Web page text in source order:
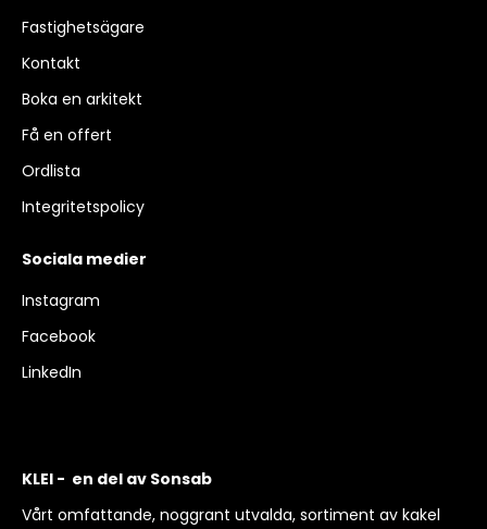
Fastighetsägare
Kontakt
Boka en arkitekt
Få en offert
Ordlista
Integritetspolicy
Sociala medier
Instagram
Facebook
LinkedIn
KLEI - en del av Sonsab
Vårt omfattande, noggrant utvalda, sortiment av kakel